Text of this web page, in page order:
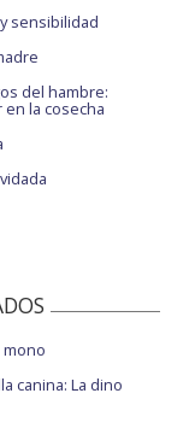
sensibilidad
del hambre:
en la cosecha
mono
canina: La dino